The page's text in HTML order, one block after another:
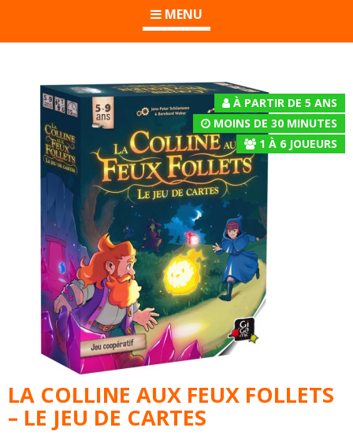
MENU
À PARTIR DE 5 ANS
MOINS DE 30 MINUTES
1 À 6 JOUEURS
LA COLLINE AUX FEUX FOLLETS
– LE JEU DE CARTES